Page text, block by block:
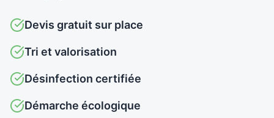
Devis gratuit sur place
Tri et valorisation
Désinfection certifiée
Démarche écologique